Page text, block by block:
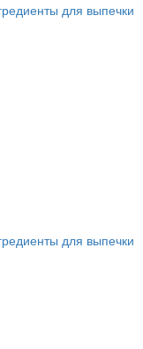
для выпечки
для выпечки